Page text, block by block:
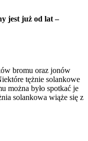
jest już od lat –
bromu oraz jonów
tężnie solankowe
można było spotkać je
solankowa wiąże się z